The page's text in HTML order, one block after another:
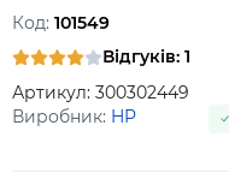
Код: 101549
Відгуків: 1
Артикул: 300302449
Виробник: HP